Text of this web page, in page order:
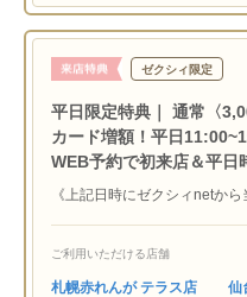
ゼクシィ限定
平日限定特典｜ 通常〈
カード増額！平日
WEB予約で初来店＆平日
《上記日時にゼクシィnetか
だく方限定 ※他媒体特典と
く場合もございます ※サービ
ご利用いただける店舗
札幌赤れんが テラス店 仙